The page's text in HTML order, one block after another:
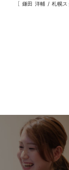
［ 鎌田 洋輔 / 札幌ス